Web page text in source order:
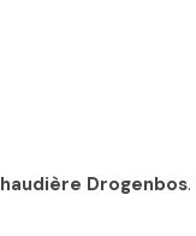
Drogenbos.